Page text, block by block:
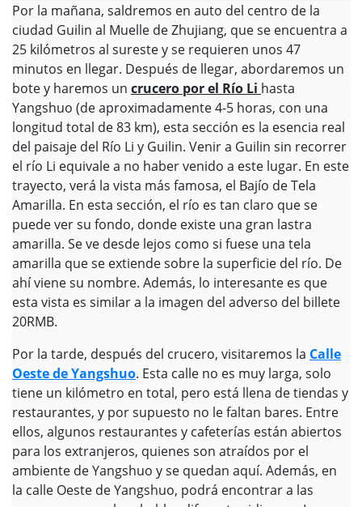
Por la mañana, saldremos en auto del centro de la
ciudad Guilin al Muelle de Zhujiang, que se encuentra a
25 kilómetros al sureste y se requieren unos 47
minutos en llegar. Después de llegar, abordaremos un
bote y haremos un crucero por el Río Li hasta
Yangshuo (de aproximadamente 4-5 horas, con una
longitud total de 83 km), esta sección es la esencia real
del paisaje del Río Li y Guilin. Venir a Guilin sin recorrer
el río Li equivale a no haber venido a este lugar. En este
trayecto, verá la vista más famosa, el Bajío de Tela
Amarilla. En esta sección, el río es tan claro que se
puede ver su fondo, donde existe una gran lastra
amarilla. Se ve desde lejos como si fuese una tela
amarilla que se extiende sobre la superficie del río. De
ahí viene su nombre. Además, lo interesante es que
esta vista es similar a la imagen del adverso del billete
20RMB.
Por la tarde, después del crucero, visitaremos la Calle
Oeste de Yangshuo. Esta calle no es muy larga, solo
tiene un kilómetro en total, pero está llena de tiendas y
restaurantes, y por supuesto no le faltan bares. Entre
ellos, algunos restaurantes y cafeterías están abiertos
para los extranjeros, quienes son atraídos por el
ambiente de Yangshuo y se quedan aquí. Además, en
la calle Oeste de Yangshuo, podrá encontrar a las